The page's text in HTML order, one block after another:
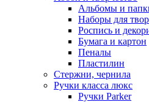
Альбомы и
Наборы для
Роспись и
Бумага и картон
Пеналы
Пластилин
Стержни, чернила
Ручки класса люкс
Ручки Parker